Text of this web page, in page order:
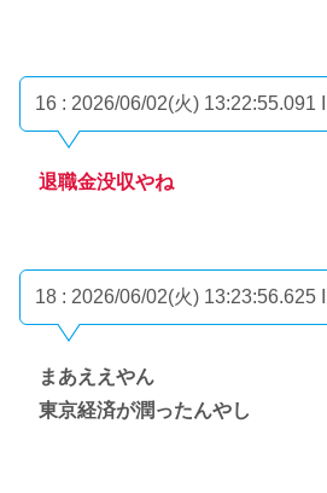
16 : 2026/06/02(火) 13:22:55.091
退職金没収やね
18 : 2026/06/02(火) 13:23:56.625
まあええやん
東京経済が潤ったんやし